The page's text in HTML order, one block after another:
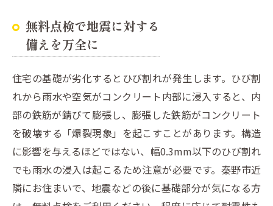
無料点検で地震に対する
備えを万全に
住宅の基礎が劣化するとひび割れが発生します。ひび割
れから雨水や空気がコンクリート内部に浸入すると、内
部の鉄筋が錆びて膨張し、膨張した鉄筋がコンクリート
を破壊する「爆裂現象」を起こすことがあります。構造
に影響を与えるほどではない、幅0.3mm以下のひび割れ
でも雨水の浸入は起こるため注意が必要です。秦野市近
隣にお住まいで、地震などの後に基礎部分が気になる方